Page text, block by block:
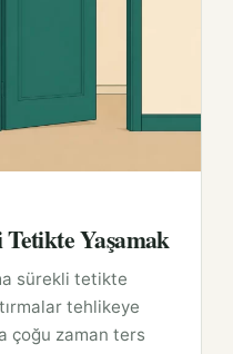
Tetikte Yaşamak
sürekli tetikte
tehlikeye
çoğu zaman ters